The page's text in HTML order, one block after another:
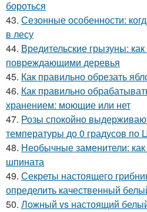
бороться
43. Сезонные особенности:
в лесу
44. Вредительские грызуны:
повреждающими деревья
45. Как правильно обрезать
46. Как правильно
хранением: моющие или нет
47. Розы спокойно
температуры до 0 градусов по
48. Необычные заменители: как
шпината
49. Секреты настоящего
определить качественный
50. Ложный vs настоящий